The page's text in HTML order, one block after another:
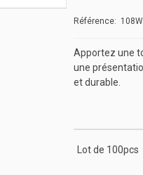
Référence:
Apportez une
une
et durable.
Lot de 100pcs